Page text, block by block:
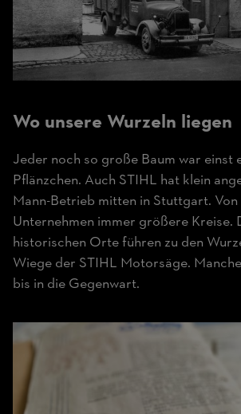
Wo unsere Wurzeln liegen
Jeder noch so große Baum war einst
Pflänzchen. Auch STIHL hat klein
Mann-Betrieb mitten in Stuttgart.
Unternehmen immer größere Kreise.
historischen Orte führen zu den
Wiege der STIHL Motorsäge.
bis in die Gegenwart.